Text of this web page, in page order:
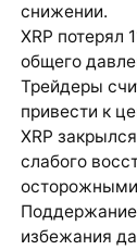
снижении.
XRP потерял
общего
Трейдеры
привести к
XRP
слабого
избежания